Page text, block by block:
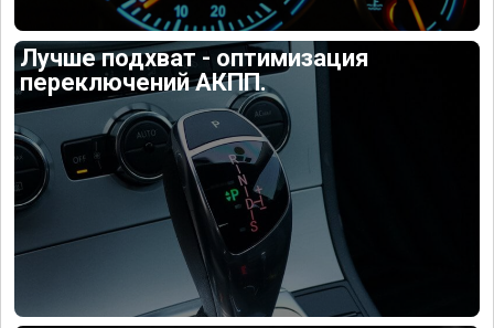
Лучше подхват - оптимизация
переключений АКПП.